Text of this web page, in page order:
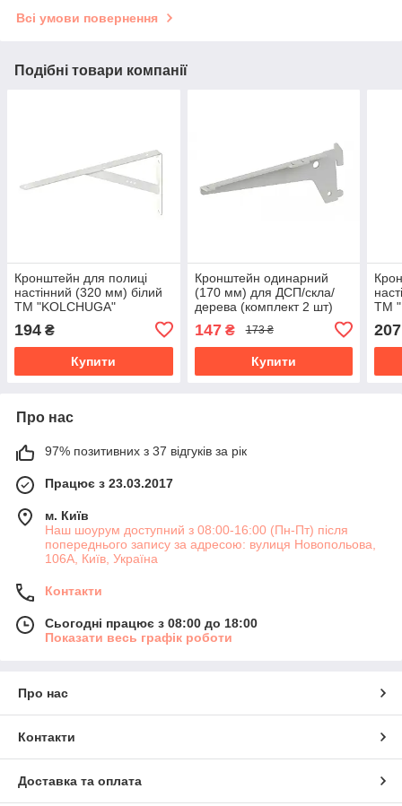
Всі умови повернення
Подібні товари компанії
Кронштейн для полиці
настінний (320 мм) білий
ТМ "KOLCHUGA"
194 ₴
Купити
Кронштейн одинарний
(170 мм) для ДСП/скла/
дерева (комплект 2 шт)
(Кольчуга) (60829057)
147₴ 173 ₴
Купити
ТМ
207
Про нас
97% позитивних з 37 відгуків за рік
Працює з 23.03.2017
м. Київ
Наш шоурум доступний з 08:00-16:00 (Пн-Пт) після
попереднього запису за адресою: вулиця Новопольова,
106А, Київ, Україна
Контакти
Сьогодні працює з 08:00 до 18:00
Показати весь графік роботи
Про нас
Контакти
Доставка та оплата